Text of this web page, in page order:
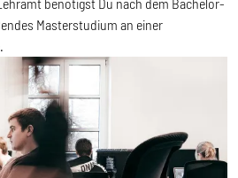
Masterstudium an einer